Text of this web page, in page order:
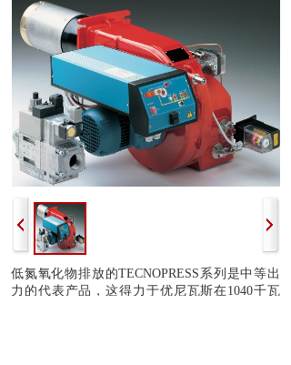
低氮氧化物排放的TECNOPRESS系列是中等出
力的代表产品，这得力于优尼瓦斯在1040千瓦